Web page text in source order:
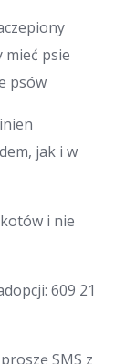
mieć psie
psów
jak i w
i nie
609 21
SMS z